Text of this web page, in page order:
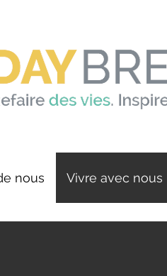
nous Vivre avec nous